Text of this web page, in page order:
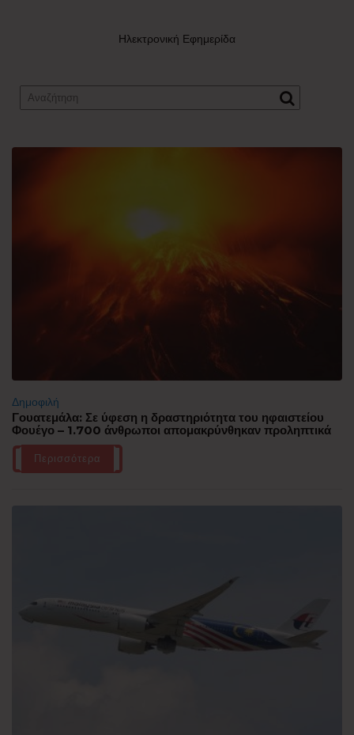
Ηλεκτρονική Εφημερίδα
Δημοφιλή
Γουατεμάλα: Σε ύφεση η δραστηριότητα του ηφαιστείου
Φουέγο – 1.700 άνθρωποι απομακρύνθηκαν προληπτικά
Περισσότερα